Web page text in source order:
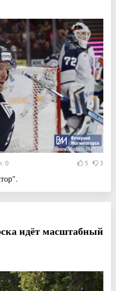
0 5 3
идёт масштабный